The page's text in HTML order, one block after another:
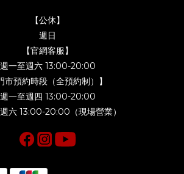
【公休】
週日
【官網客服】
週一至週六 13:00-20:00
市預約時段（全預約制）】
週一至週四 13:00-20:00
六 13:00-20:00（現場營業）